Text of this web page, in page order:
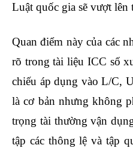
Luật quốc gia sẽ vượt lên
Quan điểm này của các
rõ trong tài liệu ICC số
chiếu áp dụng vào L/C,
là cơ bản nhưng không
trọng tài thường vận
tập các thông lệ và tập